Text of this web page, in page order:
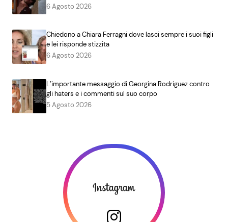
6 Agosto 2026
Chiedono a Chiara Ferragni dove lasci sempre i suoi figli
e lei risponde stizzita
6 Agosto 2026
L’importante messaggio di Georgina Rodriguez contro
gli haters e i commenti sul suo corpo
5 Agosto 2026